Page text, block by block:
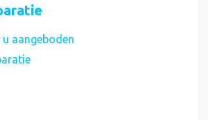
aangeboden